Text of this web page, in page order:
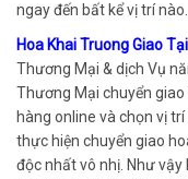
ngay đến bất kể vị trí nào.
Hoa Khai Truong Giao
Thương Mại & dịch Vụ
Thương Mại chuyển
hàng online và chọn vị
thực hiện chuyển giao
độc nhất vô nhị. Như